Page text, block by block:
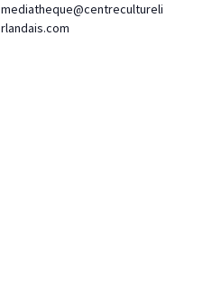
mediatheque@centrecultureli
rlandais.com